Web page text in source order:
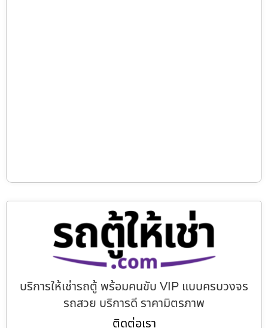
บริการให้เช่ารถตู้ พร้อมคนขับ VIP แบบครบวงจร
รถสวย บริการดี ราคามิตรภาพ
ติดต่อเรา